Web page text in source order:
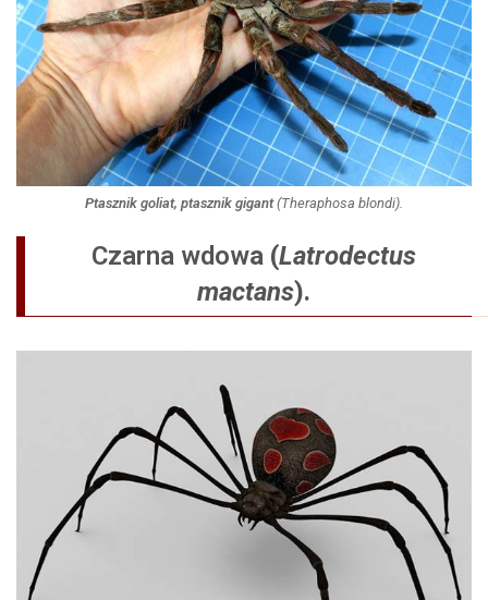
Ptasznik goliat, ptasznik gigant(Theraphosa blondi).
Czarna wdowa (Latrodectus
mactans).